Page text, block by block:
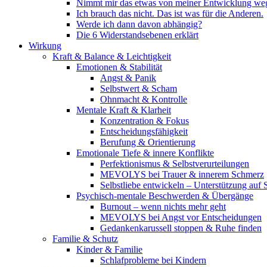
Nimmt mir das etwas von meiner Entwicklung
Ich brauch das nicht. Das ist was für die Anderen.
Werde ich dann davon abhängig?
Die 6 Widerstandsebenen erklärt
Wirkung
Kraft & Balance & Leichtigkeit
Emotionen & Stabilität
Angst & Panik
Selbstwert & Scham
Ohnmacht & Kontrolle
Mentale Kraft & Klarheit
Konzentration & Fokus
Entscheidungsfähigkeit
Berufung & Orientierung
Emotionale Tiefe & innere Konflikte
Perfektionismus & Selbstverurteilungen
MEVOLYS bei Trauer & innerem Schmerz
Selbstliebe entwickeln – Unterstützung auf
Psychisch-mentale Beschwerden & Übergänge
Burnout – wenn nichts mehr geht
MEVOLYS bei Angst vor Entscheidungen
Gedankenkarussell stoppen & Ruhe finden
Familie & Schutz
Kinder & Familie
Schlafprobleme bei Kindern